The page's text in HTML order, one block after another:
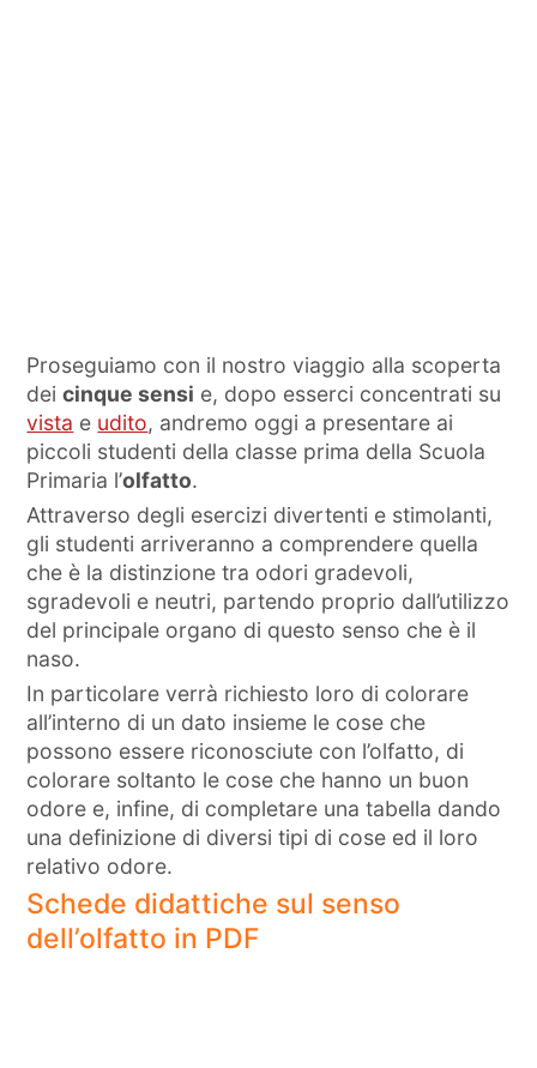
Proseguiamo con il nostro viaggio alla scoperta
deicinque sensi e, dopo esserci concentrati su
vista e udito, andremo oggi a presentare ai
piccoli studenti della classe prima della Scuola
Primaria l’olfatto.
Attraverso degli esercizi divertenti e stimolanti,
gli studenti arriveranno a comprendere quella
che è la distinzione tra odori gradevoli,
sgradevoli e neutri, partendo proprio dall’utilizzo
del principale organo di questo senso che è il
naso.
In particolare verrà richiesto loro di colorare
all’interno di un dato insieme le cose che
possono essere riconosciute con l’olfatto, di
colorare soltanto le cose che hanno un buon
odore e, infine, di completare una tabella dando
una definizione di diversi tipi di cose ed il loro
relativo odore.
Schede didattiche sul senso
dell’olfatto in PDF